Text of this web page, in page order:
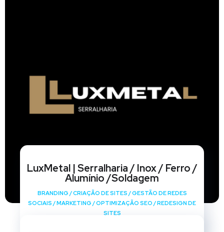
LuxMetal | Serralharia / Inox / Ferro /
Alumínio /Soldagem
BRANDING /CRIAÇÃO DE SITES /GESTÃO DE REDES
SOCIAIS /MARKETING /OPTIMIZAÇÃO SEO /REDESIGN DE
SITES